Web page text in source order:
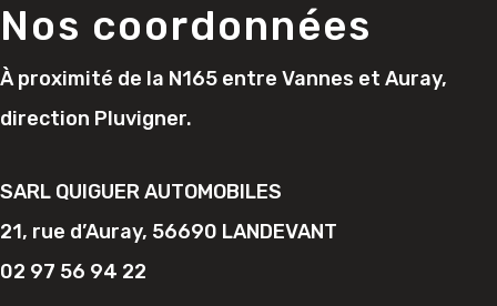
Nos coordonnées
À proximité de la N165 entre Vannes et Auray,
direction Pluvigner.
SARL QUIGUER AUTOMOBILES
21, rue d’Auray, 56690 LANDEVANT
02 97 56 94 22